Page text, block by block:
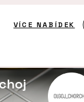
VÍCE NABÍDEK